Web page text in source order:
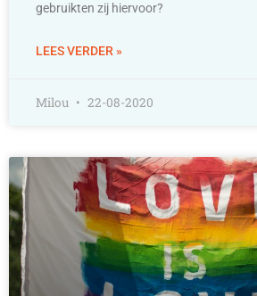
gebruikten zij hiervoor?
LEES VERDER »
Milou 22-08-2020